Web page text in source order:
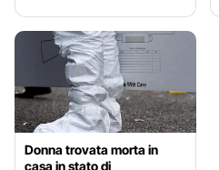
Donna trovata morta in
casa in stato di